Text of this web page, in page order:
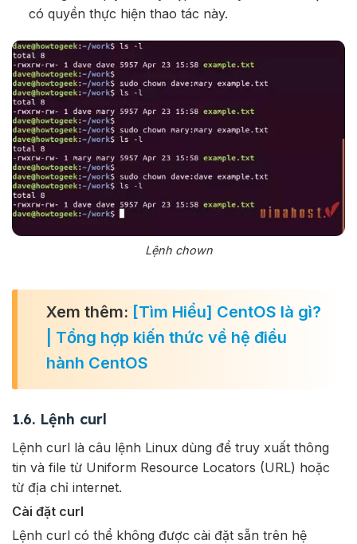
có quyền thực hiện thao tác này.
Lệnh chown
Xem thêm: [Tìm Hiểu] CentOS là gì?
| Tổng hợp kiến thức về hệ điều
hành CentOS
1.6. Lệnh curl
Lệnh curl là câu lệnh Linux dùng để truy xuất thông
tin và file từ Uniform Resource Locators (URL) hoặc
từ địa chỉ internet.
Cài đặt curl
Lệnh curl có thể không được cài đặt sẵn trên hệ